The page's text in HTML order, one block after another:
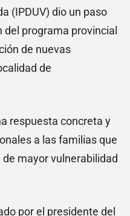
(IPDUV) dio un paso
programa provincial
de nuevas
de
respuesta concreta y
a las familias que
mayor vulnerabilidad
por el presidente del